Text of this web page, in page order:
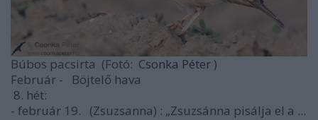
Búbos pacsirta (Fotó: Csonka Péter )
Február -
Böjtelő hava
8. hét:
- február 19.
(Zsuzsanna) : „Zsuzsánna pisálja el a ...